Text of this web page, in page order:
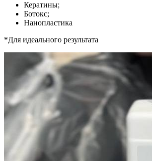
Кератины;
Ботокс;
Нанопластика
*Для идеального результата